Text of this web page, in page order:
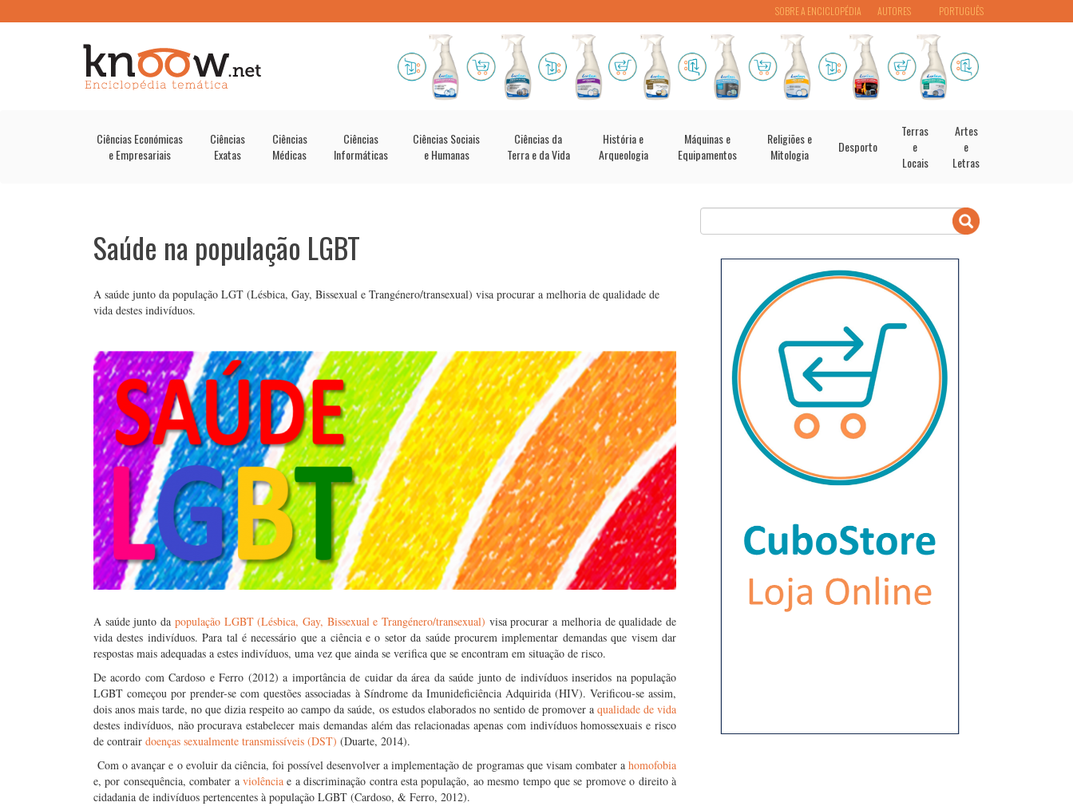
PORTUGUÊS
SOBRE A ENCICLOPÉDIA AUTORES
Ciências Económicas
e Empresariais
Ciências
Exatas
Ciências
Médicas
Ciências
Informáticas
Ciências Sociais
e Humanas
Ciências da
Terra e da Vida
História e
Arqueologia
Máquinas e
Equipamentos
Religiões e
Mitologia
Desporto
Terras
e
Locais
Artes
e
Letras
Saúde na população LGBT
A saúde junto da população LGT (Lésbica, Gay, Bissexual e Trangénero/transexual) visa procurar a melhoria de qualidade de
vida destes indivíduos.
A saúde junto da população LGBT (Lésbica, Gay, Bissexual e Trangénero/transexual) visa procurar a melhoria de qualidade de
vida destes indivíduos. Para tal é necessário que a ciência e o setor da saúde procurem implementar demandas que visem dar
respostas mais adequadas a estes indivíduos, uma vez que ainda se verifica que se encontram em situação de risco.
De acordo com Cardoso e Ferro (2012) a importância de cuidar da área da saúde junto de indivíduos inseridos na população
LGBT começou por prender-se com questões associadas à Síndrome da Imunideficiência Adquirida (HIV). Verificou-se assim,
dois anos mais tarde, no que dizia respeito ao campo da saúde, os estudos elaborados no sentido de promover a qualidade de vida
destes indivíduos, não procurava estabelecer mais demandas além das relacionadas apenas com indivíduos homossexuais e risco
de contrair doenças sexualmente transmissíveis (DST) (Duarte, 2014).
Com o avançar e o evoluir da ciência, foi possível desenvolver a implementação de programas que visam combater a homofobia
e, por consequência, combater a violência e a discriminação contra esta população, ao mesmo tempo que se promove o direito à
cidadania de indivíduos pertencentes à população LGBT (Cardoso, & Ferro, 2012).